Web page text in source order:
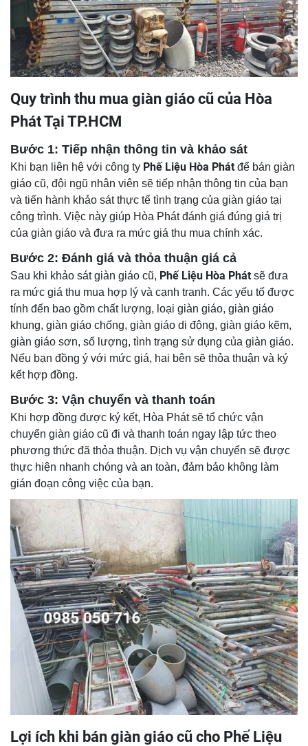
Quy trình thu mua giàn giáo cũ của Hòa
Phát Tại TP.HCM
Bước 1: Tiếp nhận thông tin và khảo sát
Khi bạn liên hệ với công ty Phế Liệu Hòa Phát để bán giàn
giáo cũ, đội ngũ nhân viên sẽ tiếp nhận thông tin của bạn
và tiến hành khảo sát thực tế tình trạng của giàn giáo tại
công trình. Việc này giúp Hòa Phát đánh giá đúng giá trị
của giàn giáo và đưa ra mức giá thu mua chính xác.
Bước 2: Đánh giá và thỏa thuận giá cả
Sau khi khảo sát giàn giáo cũ, Phế Liệu Hòa Phát sẽ đưa
ra mức giá thu mua hợp lý và cạnh tranh. Các yếu tố được
tính đến bao gồm chất lượng, loại giàn giáo, giàn giáo
khung, giàn giáo chống, giàn giáo di động, giàn giáo kẽm,
giàn giáo sơn, số lượng, tình trạng sử dụng của giàn giáo.
Nếu bạn đồng ý với mức giá, hai bên sẽ thỏa thuận và ký
kết hợp đồng.
Bước 3: Vận chuyển và thanh toán
Khi hợp đồng được ký kết, Hòa Phát sẽ tổ chức vận
chuyển giàn giáo cũ đi và thanh toán ngay lập tức theo
phương thức đã thỏa thuận. Dịch vụ vận chuyển sẽ được
thực hiện nhanh chóng và an toàn, đảm bảo không làm
gián đoạn công việc của bạn.
Lợi ích khi bán giàn giáo cũ cho Phế Liệu